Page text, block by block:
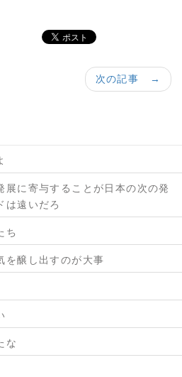
次の記事 →
展に寄与することが日本の次の発
遠いだろ
ち
を醸し出すのが大事
な